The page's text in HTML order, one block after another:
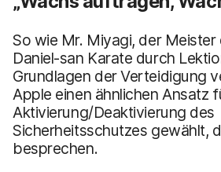
So wie Mr. Miyagi, der
Daniel-san Karate durch
Grundlagen der Verteidigung
Apple einen ähnlichen Ansatz
Aktivierung/Deaktivierung des
Sicherheitsschutzes gewählt,
besprechen.